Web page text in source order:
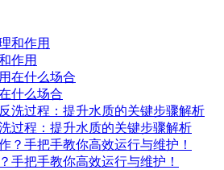
作用
什么场合
过程：提升水质的关键步骤解析
手把手教你高效运行与维护！